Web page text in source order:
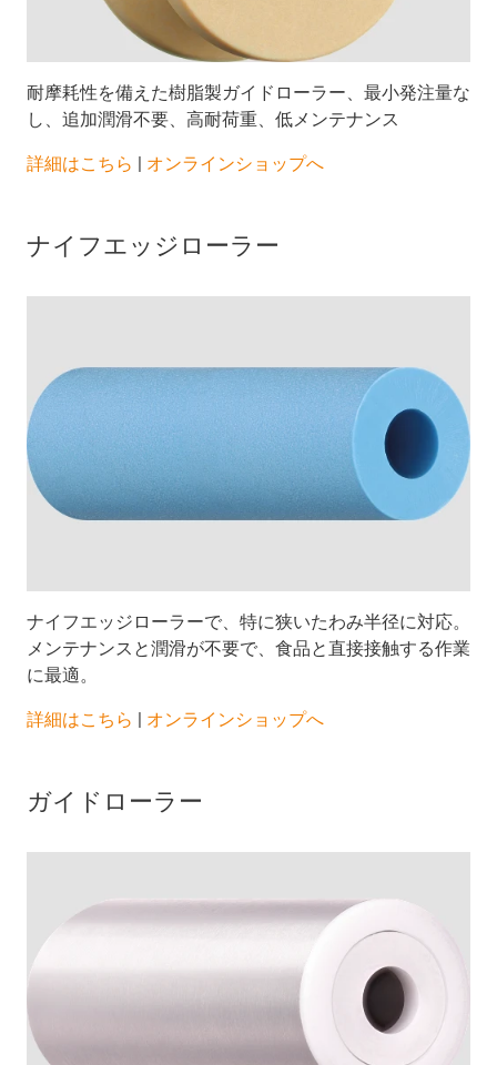
耐摩耗性を備えた樹脂製ガイドローラー、最小発注量な
し、追加潤滑不要、高耐荷重、低メンテナンス
詳細はこちら | オンラインショップへ
ナイフエッジローラー
ナイフエッジローラーで、特に狭いたわみ半径に対応。
メンテナンスと潤滑が不要で、食品と直接接触する作業
に最適。
詳細はこちら オンラインショップへ
ガイドローラー